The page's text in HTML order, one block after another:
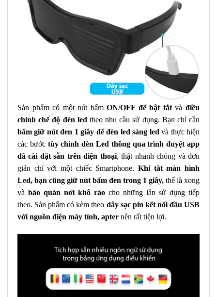
Sản phẩm có một nút bấmON/OFF để bật tắtvà điều
chỉnh chế độ đèn led theo nhu cầu sử dụng. Bạn chỉ cần
bấm giữ nút đen 1 giây để đèn led sáng led và thực hiện
các bướctùy chỉnh đèn Led thông qua trình duyệt app
đã cài đặt sẵn trên điện thoại, thật nhanh chóng và đơn
giản chỉ với một chiếc Smartphone. Khi tắt màn hình
Led, bạn cũng giữ nút bấm đen trong 1 giây, thế là xong
và bảo quản nơi khô ráo cho những lần sử dụng tiếp
theo. Sản phẩm có kèm theo dây sạc pin kết nối đầu USB
với nguồn điện máy tính, apter nên rất tiện lợi.